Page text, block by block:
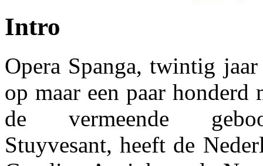
Intro
Opera Spanga, twintig jaar
op maar een paar honderd
de vermeende
Stuyvesant, heeft de